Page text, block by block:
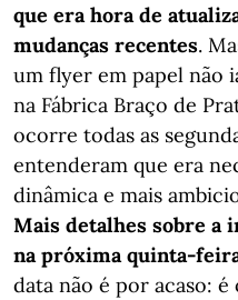
que era hora de
mudanças recentes.
um flyer em papel não
na Fábrica Braço de
ocorre todas as
entenderam que era
dinâmica e mais
Mais detalhes sobre a
na próxima quinta-
data não é por acaso: